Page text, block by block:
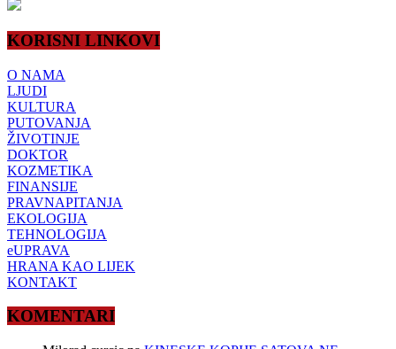
KORISNI LINKOVI
O NAMA
LJUDI
KULTURA
PUTOVANJA
ŽIVOTINJE
DOKTOR
KOZMETIKA
FINANSIJE
PRAVNAPITANJA
EKOLOGIJA
TEHNOLOGIJA
eUPRAVA
HRANA KAO LIJEK
KONTAKT
KOMENTARI